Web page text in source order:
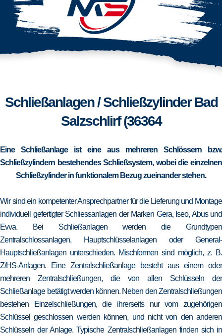
Schließanlagen / Schließzylinder Bad
Salzschlirf (36364
Eine Schließanlage ist eine aus mehreren Schlössern bzw.
Schließzylindern bestehendes Schließsystem, wobei die einzelnen
Schließzylinder in funktionalem Bezug zueinander stehen.
Wir sind ein kompetenter Ansprechpartner für die Lieferung und Montage
individuell gefertigter Schliessanlagen der Marken Gera, Iseo, Abus und
Evva. Bei Schließanlagen werden die Grundtypen
Zentralschlossanlagen, Hauptschlüsselanlagen oder General-
Hauptschließanlagen unterschieden. Mischformen sind möglich, z. B.
Z/HS-Anlagen. Eine Zentralschließanlage besteht aus einem oder
mehreren Zentralschließungen, die von allen Schlüsseln der
Schließanlage betätigt werden können. Neben den Zentralschließungen
bestehen Einzelschließungen, die ihrerseits nur vom zugehörigen
Schlüssel geschlossen werden können, und nicht von den anderen
Schlüsseln der Anlage. Typische Zentralschließanlagen finden sich in